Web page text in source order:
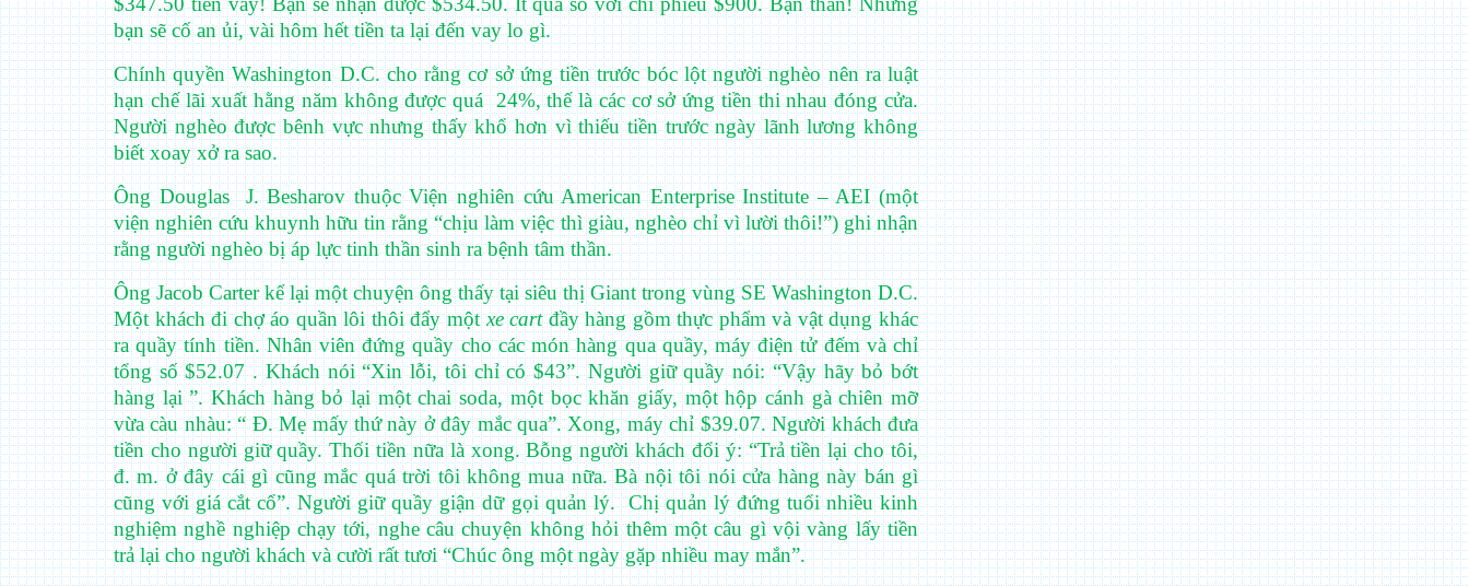
bạn sẽ cố an ủi, vài hôm hết tiền ta lại đến vay lo gì.
Chính quyền Washington D.C. cho rằng cơ sở ứng tiền trước bóc lột người nghèo nên ra luật
hạn chế lãi xuất hằng năm không được quá 24%, thế là các cơ sở ứng tiền thi nhau đóng cửa.
Người nghèo được bênh vực nhưng thấy khổ hơn vì thiếu tiền trước ngày lãnh lương không
biết xoay xở ra sao.
Ông Douglas J. Besharov thuộc Viện nghiên cứu American Enterprise Institute – AEI (một
viện nghiên cứu khuynh hữu tin rằng “chịu làm việc thì giàu, nghèo chỉ vì lười thôi!”) ghi nhận
rằng người nghèo bị áp lực tinh thần sinh ra bệnh tâm thần.
Ông Jacob Carter kể lại một chuyện ông thấy tại siêu thị Giant trong vùng SE Washington D.C.
Một khách đi chợ áo quần lôi thôi đẩy mộtxe cartđầy hàng gồm thực phẩm và vật dụng khác
ra quầy tính tiền. Nhân viên đứng quầy cho các món hàng qua quầy, máy điện tử đếm và chỉ
tổng số $52.07 . Khách nói “Xin lỗi, tôi chỉ có $43”. Người giữ quầy nói: “Vậy hãy bỏ bớt
hàng lại ”. Khách hàng bỏ lại một chai soda, một bọc khăn giấy, một hộp cánh gà chiên mỡ
vừa càu nhàu: “ Đ. Mẹ mấy thứ này ở đây mắc qua”. Xong, máy chỉ $39.07. Người khách đưa
tiền cho người giữ quầy. Thối tiền nữa là xong. Bỗng người khách đổi ý: “Trả tiền lại cho tôi,
đ. m. ở đây cái gì cũng mắc quá trời tôi không mua nữa. Bà nội tôi nói cửa hàng này bán gì
cũng với giá cắt cổ”. Người giữ quầy giận dữ gọi quản lý. Chị quản lý đứng tuổi nhiều kinh
nghiệm nghề nghiệp chạy tới, nghe câu chuyện không hỏi thêm một câu gì vội vàng lấy tiền
trả lại cho người khách và cười rất tươi “Chúc ông một ngày gặp nhiều may mắn”.